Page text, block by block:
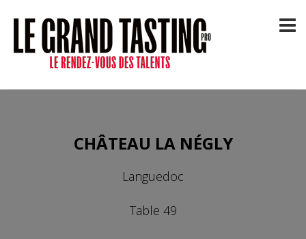
CHÂTEAU LA NÉGLY
Languedoc
Table 49